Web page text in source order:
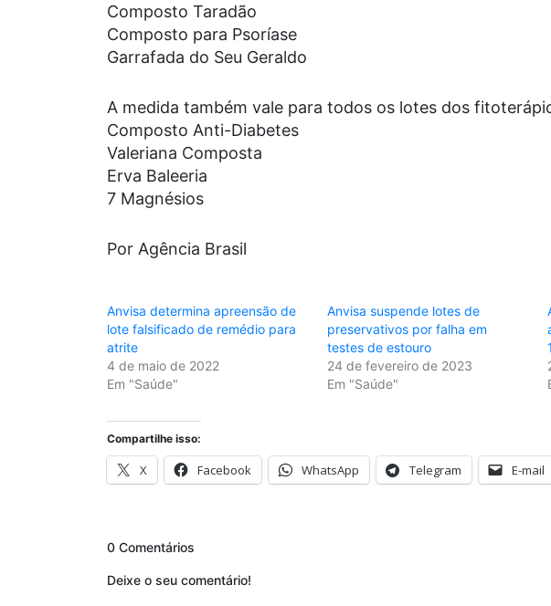
Composto Taradão
Composto para Psoríase
Garrafada do Seu Geraldo
A medida também vale para todos os lotes dos
Composto Anti-Diabetes
Valeriana Composta
Erva Baleeria
7 Magnésios
Por Agência Brasil
Anvisa determina apreensão de
lote falsificado de remédio para
atrite
4 de maio de 2022
Em "Saúde"
Anvisa suspende lotes de
preservativos por falha em
testes de estouro
24 de fevereiro de 2023
Em "Saúde"
Compartilhe isso:
X Facebook WhatsApp Telegram E-mail
0 Comentários
Deixe o seu comentário!